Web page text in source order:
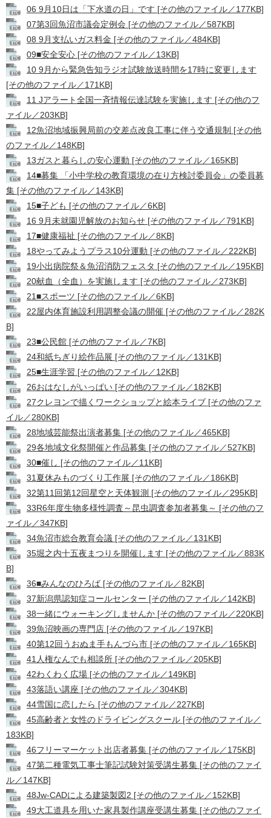
06 9月10日は「下水道の日」です [その他のファイル／177KB]
07第3回魚沼市議会定例会 [その他のファイル／587KB]
08 9月支払いガス料金 [その他のファイル／484KB]
09■安全安心 [その他のファイル／13KB]
10 9月から緊急告知ラジオ試験放送時間を17時に変更します
[その他のファイル／171KB]
11 Jアラート全国一斉情報伝達試験を実施します [その他のフ
ァイル／203KB]
12魚沼地域振興局前の交差点改良工事に伴う交通規制 [その他
のファイル／148KB]
13ガスと暮らしの安心運動 [その他のファイル／165KB]
14■募集 「小中学校の教育環境の在り方検討委員会」の委員募
集 [その他のファイル／143KB]
15■子ども [その他のファイル／6KB]
16 9月未就園児解放のお知らせ [その他のファイル／791KB]
17■健康福祉 [その他のファイル／8KB]
18やってみようプラス10分運動 [その他のファイル／222KB]
19小出病院祭＆魚沼消防フェスタ [その他のファイル／195KB]
20献血（全血）を実施します [その他のファイル／273KB]
21■スポーツ [その他のファイル／6KB]
22屋内体育施設利用調整会議の開催 [その他のファイル／282K
B]
23■公民館 [その他のファイル／7KB]
24和紙ちぎり絵作品展 [その他のファイル／131KB]
25■生涯学習 [その他のファイル／12KB]
26おはなしがいっぱい [その他のファイル／182KB]
27クレヨンで描くワークショップと絵本ライブ [その他のファ
イル／280KB]
28地域芸能祭出演者募集 [その他のファイル／465KB]
29各地域文化祭開催と作品募集 [その他のファイル／527KB]
30■催し [その他のファイル／11KB]
31夏休みものづくり工作展 [その他のファイル／186KB]
32第11回第12回星空と天体観測 [その他のファイル／295KB]
33R6年度生物多様性調査～昆虫調査参加者募集～ [その他のフ
ァイル／347KB]
34魚沼市総合教育会議 [その他のファイル／131KB]
35堀之内十五夜まつりを開催します [その他のファイル／883K
B]
36■みんなのひろば [その他のファイル／82KB]
37新潟県認知症コールセンター [その他のファイル／142KB]
38一緒にウォーキングしませんか [その他のファイル／220KB]
39魚沼映画の専門店 [その他のファイル／197KB]
40第12回うおぬま手もんづら市 [その他のファイル／165KB]
41人権なんでも相談所 [その他のファイル／205KB]
42わくわく広場 [その他のファイル／149KB]
43落語い講座 [その他のファイル／304KB]
44雪国に恋したら [その他のファイル／227KB]
45高齢者と女性のドライビングスクール [その他のファイル／
183KB]
46フリーマーケット出店者募集 [その他のファイル／175KB]
47第二種電気工事士筆記試験対策受講生募集 [その他のファイ
ル／147KB]
48Jw-CADによる建築製図2 [その他のファイル／152KB]
49大工道具を用いた家具製作講座受講生募集 [その他のファイ